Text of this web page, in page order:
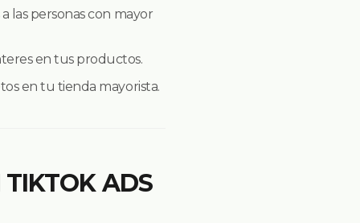
las personas con mayor
en tus productos.
en tu tienda mayorista.
TIKTOK ADS